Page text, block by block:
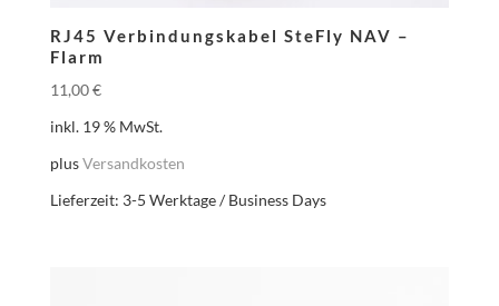
RJ45 Verbindungskabel SteFly NAV –
Flarm
11,00€
inkl. 19 % MwSt.
plusVersandkosten
Lieferzeit: 3-5 Werktage / Business Days